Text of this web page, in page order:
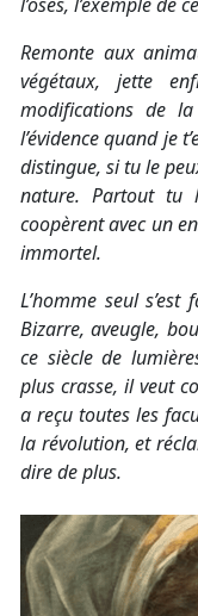
Remonte aux
végétaux, jette
modifications de
l’évidence quand je
distingue, si tu le
nature. Partout tu
coopèrent avec un
immortel.
L’homme seul
Bizarre, aveugle,
ce siècle de
plus crasse, il veut
a reçu toutes les
la révolution, et
dire de plus.